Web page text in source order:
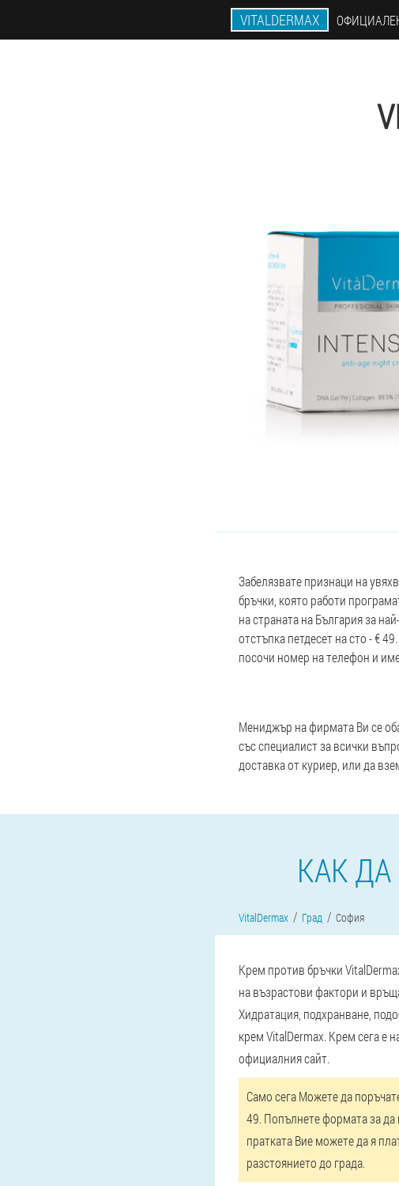
VITALDERMAX
Забелязвате признаци на
бръчки, която работи
на страната на България за
отстъпка петдесет на сто - €
посочи номер на телефон и
Мениджър на фирмата Ви се
със специалист за всички
доставка от куриер, или да
КАК ДА
VitalDermax Град София
Крем против бръчки
на възрастови фактори и
Хидратация, подхранване,
крем VitalDermax. Крем сега е
официалния сайт.
Само сега Можете да
49. Попълнете формата за да
пратката Вие можете да я
разстоянието до града.